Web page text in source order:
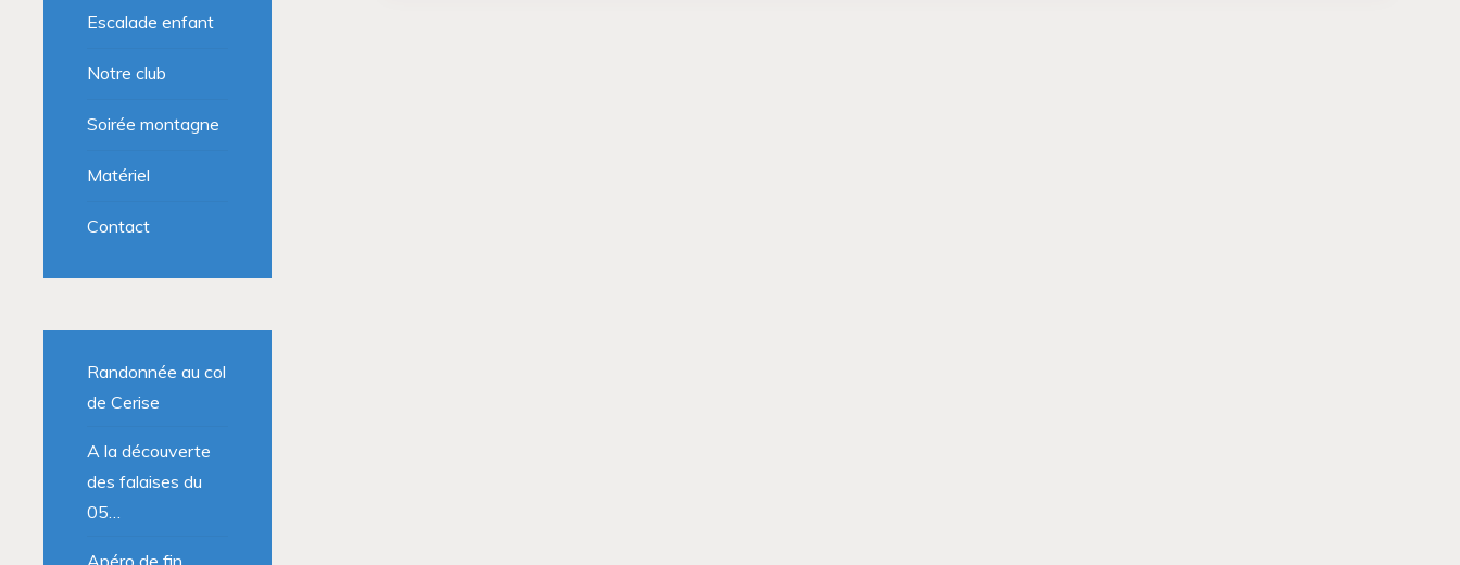
Escalade enfant
Notre club
Soirée montagne
Matériel
Contact
Randonnée au col
de Cerise
A la découverte
des falaises du
05…
Apéro de fin